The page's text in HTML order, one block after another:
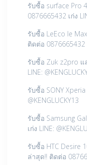
รับซื้อ surface Pro
0876665432 เก่ง
รับซื้อ LeEco le
ติดต่อ 0876665432
รับซื้อ Zuk z2pro แ
LINE:
รับซื้อ SONY
@KENGLUCKY13
รับซื้อ Samsung
เก่ง LINE:
รับซื้อ HTC Desire
ล่าสุด!! ติดต่อ